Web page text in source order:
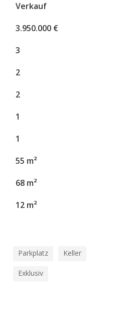
Verkauf
3.950.000 €
3
2
2
1
1
55 m²
68 m²
12 m²
Parkplatz Keller
Exklusiv